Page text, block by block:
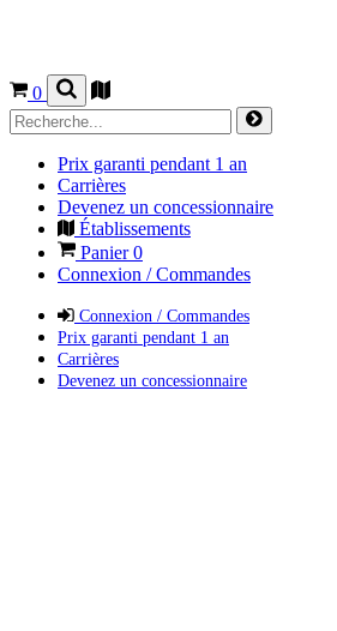
0
Prix garanti pendant 1 an
Carrières
Devenez un concessionnaire
Établissements
Panier0
Connexion / Commandes
Connexion / Commandes
Prix garanti pendant 1 an
Carrières
Devenez un concessionnaire